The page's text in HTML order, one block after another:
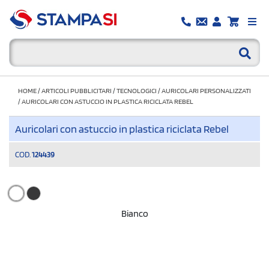
HOME/ARTICOLI PUBBLICITARI /TECNOLOGICI /AURICOLARI PERSONALIZZATI
/AURICOLARI CON ASTUCCIO IN PLASTICA RICICLATA REBEL
Auricolari con astuccio in plastica riciclata Rebel
COD. 124439
Bianco